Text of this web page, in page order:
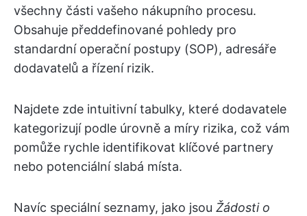
všechny části vašeho nákupního procesu.
Obsahuje předdefinované pohledy pro
standardní operační postupy (SOP), adresáře
dodavatelů a řízení rizik.
Najdete zde intuitivní tabulky, které dodavatele
kategorizují podle úrovně a míry rizika, což vám
pomůže rychle identifikovat klíčové partnery
nebo potenciální slabá místa.
Navíc speciální seznamy, jako jsou Žádosti o